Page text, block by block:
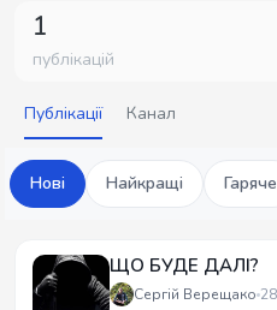
1
публікацій
Публікації Канал
Нові Найкращі Гаряче
ЩО БУДЕ ДАЛІ?
Сергій Верещако